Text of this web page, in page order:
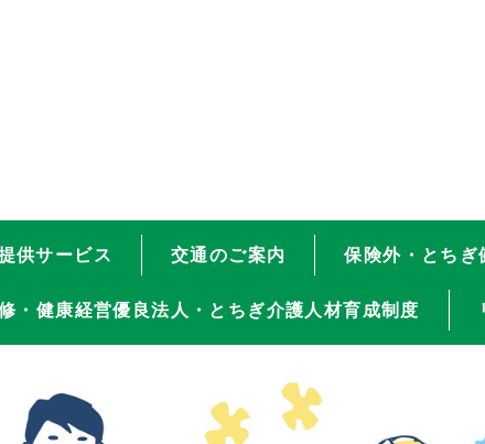
供サービス 交通のご案内 保険外・とちぎ
・健康経営優良法人・とちぎ介護人材育成制度